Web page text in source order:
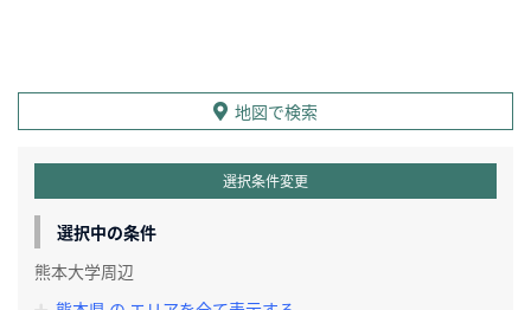
地図で検索
選択条件変更
選択中の条件
熊本大学周辺